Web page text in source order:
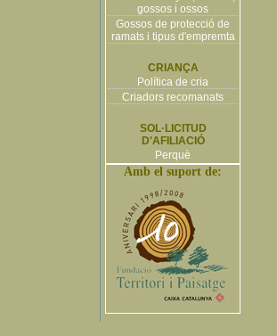
gossos i ossos
Gossos de protecció de
ramats i tipus d'empremta
CRIANÇA
Política de cria
Criadors recomanats
SOL·LICITUD
D'AFILIACIÓ
Perquè
Amb el suport de: